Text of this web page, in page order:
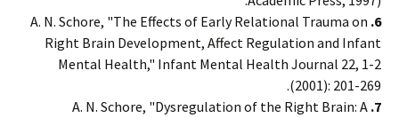
6.
A. N. Schore, "The Effects of Early Relational Trauma on
Right Brain Development, Affect Regulation and Infant
Mental Health," Infant Mental Health Journal 22, 1-2
(2001): 201-269.
7.
A. N. Schore, "Dysregulation of the Right Brain: A